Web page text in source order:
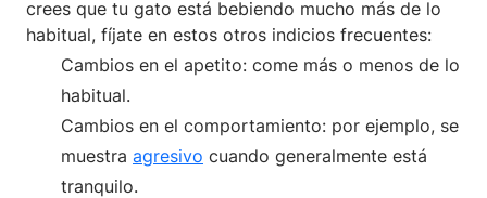
crees que tu gato está bebiendo mucho más de lo
habitual, fíjate en estos otros indicios frecuentes:
Cambios en el apetito: come más o menos de lo
habitual.
Cambios en el comportamiento: por ejemplo, se
muestra agresivo cuando generalmente está
tranquilo.